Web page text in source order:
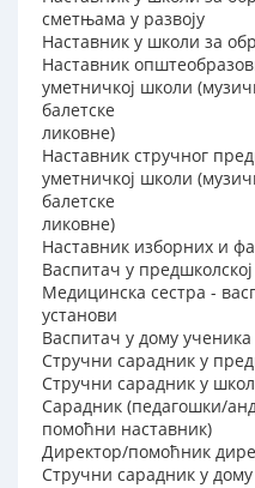
сметњама у развоју
Наставник у школи за
Наставник
уметничкој школи
балетске
ликовне)
Наставник стручног
уметничкој школи
балетске
ликовне)
Наставник изборних и
Васпитач у
Медицинска сестра -
установи
Васпитач у дому ученика
Стручни сарадник у
Стручни сарадник у
Сарадник (педагошки/
помоћни наставник)
Директор/помоћник
Стручни сарадник у